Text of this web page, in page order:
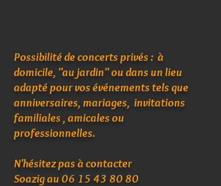
Possibilité de concerts privés : à
domicile, "au jardin" ou dans un lieu
adapté pour vos événements tels que
anniversaires, mariages, invitations
familiales , amicales ou
professionnelles.
N'hésitez pas à contacter
Soazig au 06 15 43 80 80